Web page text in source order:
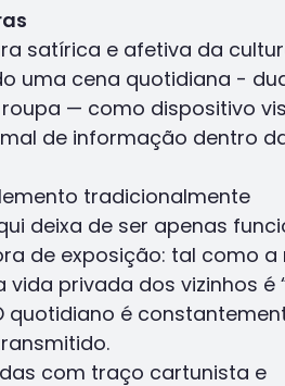
satírica e afetiva da
uma cena quotidiana -
— como dispositivo
de informação dentro
tradicionalmente
deixa de ser apenas
de exposição: tal como a
privada dos vizinhos é
quotidiano é
com traço cartunista e